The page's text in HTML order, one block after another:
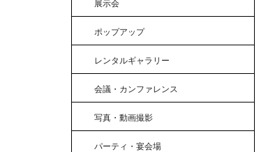
展示会
ポップアップ
レンタルギャラリー
会議・カンファレンス
写真・動画撮影
パーティ・宴会場